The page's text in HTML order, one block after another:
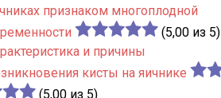
признаком многоплодной
(5,00 из 5)
и причины
кисты на яичнике
(5,00 из 5)